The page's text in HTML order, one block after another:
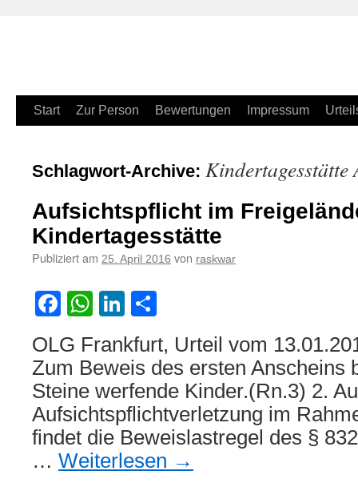
Zum
springen
Start Zur Person Bewertungen Impressum
Schlagwort-Archive: Kindertagesstätte
Aufsichtspflicht im
Kindertagesstätte
Publiziert am 25. April 2016 von raskwar
Facebook
WhatsApp
LinkedIn
OLG Frankfurt, Urteil vom
Zum Beweis des ersten Anscheins
Steine werfende Kinder.(Rn.3) 2.
Aufsichtspflichtverletzung im
findet die Beweislastregel des §
… Weiterlesen →